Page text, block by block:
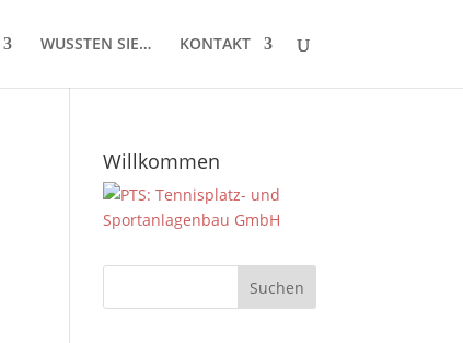
WUSSTEN SIE… KONTAKT
Willkommen